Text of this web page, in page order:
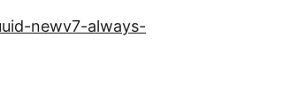
newv7-always-